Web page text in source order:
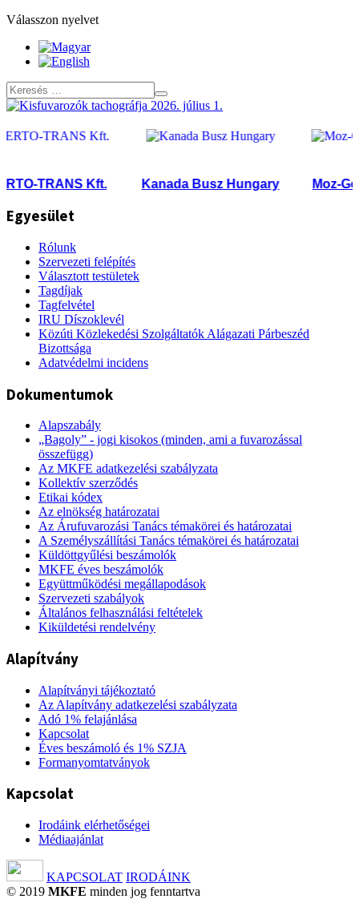
Válasszon nyelvet
TRANS Kft. Kanada Busz Hungary Moz-Go
Egyesület
Rólunk
Szervezeti felépítés
Választott testületek
Tagdíjak
Tagfelvétel
IRU Díszoklevél
Közúti Közlekedési Szolgáltatók Alágazati Párbeszéd
Bizottsága
Adatvédelmi incidens
Dokumentumok
Alapszabály
„Bagoly” - jogi kisokos (minden, ami a fuvarozással
összefügg)
Az MKFE adatkezelési szabályzata
Kollektív szerződés
Etikai kódex
Az elnökség határozatai
Az Árufuvarozási Tanács témakörei és határozatai
A Személyszállítási Tanács témakörei és határozatai
Küldöttgyűlési beszámolók
MKFE éves beszámolók
Együttműködési megállapodások
Szervezeti szabályok
Általános felhasználási feltételek
Kiküldetési rendelvény
Alapítvány
Alapítványi tájékoztató
Az Alapítvány adatkezelési szabályzata
Adó 1% felajánlása
Kapcsolat
Éves beszámoló és 1% SZJA
Formanyomtatványok
Kapcsolat
Irodáink elérhetőségei
Médiaajánlat
KAPCSOLAT IRODÁINK
© 2019 MKFE minden jog fenntartva